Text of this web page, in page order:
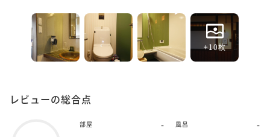
+10枚
レビューの総合点
部屋 - 風呂 -